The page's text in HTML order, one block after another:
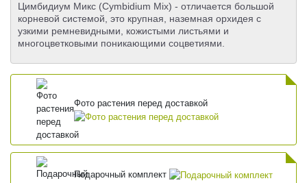
Цимбидиум Микс (Cymbidium Mix) - отличается большой
корневой системой, это крупная, наземная орхидея с
узкими ремневидными, кожистыми листьями и
многоцветковыми поникающими соцветиями.
Фото растения перед доставкой
Подарочный комплект